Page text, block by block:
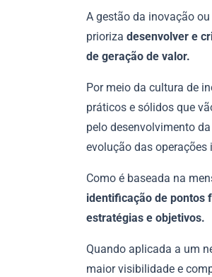
A gestão da inovação
prioriza desenvolver e
de geração de valor.
Por meio da cultura de
práticos e sólidos que
pelo desenvolvimento
evolução das operações
Como é baseada na
identificação de pontos
estratégias e objetivos.
Quando aplicada a um
maior visibilidade e